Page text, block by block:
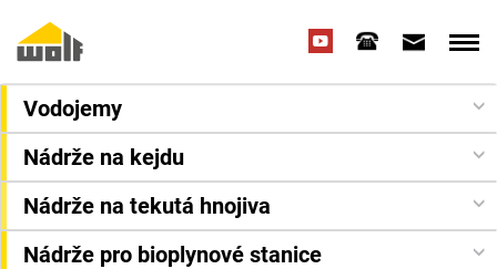
Vodojemy
Nádrže na kejdu
Nádrže na tekutá hnojiva
Nádrže pro bioplynové stanice